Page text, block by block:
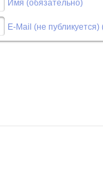
Имя (обязательно)
E-Mail (не